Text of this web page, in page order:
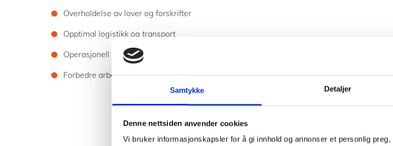
Samtykke Detaljer
Denne nettsiden anvender cookies
Vi bruker informasjonskapsler for å gi innhold og annonser et personlig
Overholdelse av lover og forskrifter
Opptimal logistikk og transport
Operasjonell kontroll
Forbedre arbeidsmiljøytelse